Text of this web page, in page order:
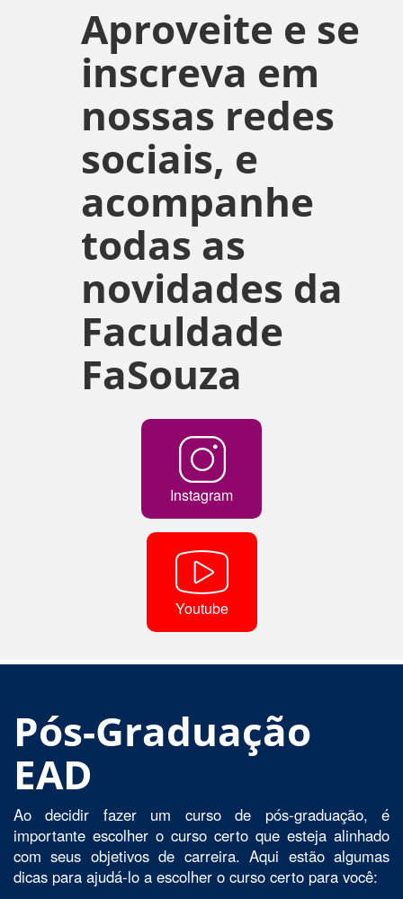
Aproveite e se
inscreva em
nossas redes
sociais, e
acompanhe
todas as
novidades da
Faculdade
FaSouza
Instagram
Youtube
Pós-Graduação
EAD
Ao decidir fazer um curso de pós-graduação, é
importante escolher o curso certo que esteja alinhado
com seus objetivos de carreira. Aqui estão algumas
dicas para ajudá-lo a escolher o curso certo para você: